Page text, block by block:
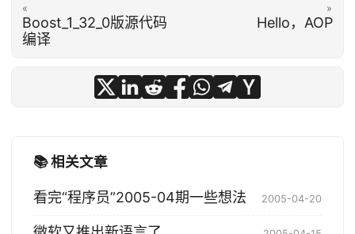
«
Boost_1_32_0版源代码
编译
»
Hello，AOP
📚 相关文章
看完“程序员”2005-04期一些想法 2005-04-20